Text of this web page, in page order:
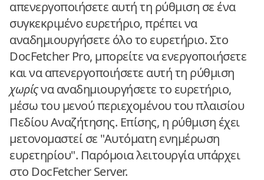
απενεργοποιήσετε αυτή τη ρύθμιση σε ένα
συγκεκριμένο ευρετήριο, πρέπει να
αναδημιουργήσετε όλο το ευρετήριο. Στο
DocFetcher Pro, μπορείτε να ενεργοποιήσετε
και να απενεργοποιήσετε αυτή τη ρύθμιση
χωρίςνα αναδημιουργήσετε το ευρετήριο,
μέσω του μενού περιεχομένου του πλαισίου
Πεδίου Αναζήτησης. Επίσης, η ρύθμιση έχει
μετονομαστεί σε "Αυτόματη ενημέρωση
ευρετηρίου". Παρόμοια λειτουργία υπάρχει
στο DocFetcher Server.